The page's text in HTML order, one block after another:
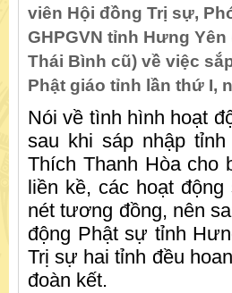
viên Hội đồng Trị sự,
GHPGVN tỉnh Hưng
Thái Bình cũ) về việc
Phật giáo tỉnh lần thứ I,
Nói về tình hình hoạt
sau khi sáp nhập
Thích Thanh Hòa cho
liền kề, các hoạt
nét tương đồng, nên
động Phật sự tỉnh
Trị sự hai tỉnh đều
đoàn kết.